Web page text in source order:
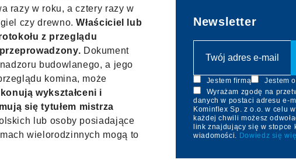
razy w roku, a cztery razy w
czy drewno.Właściciel lub
z przeglądu
Dokument
budowlanego, a jego
komina, może
wykształceni i
się tytułem mistrza
lub osoby posiadające
wielorodzinnych mogą to
Newsletter
Jestem firmą
Jestem
Wyrażam zgodę na
danych w postaci adresu e-
Kominflex Sp. z o.o. w celu
każdej chwili możesz
link znajdujący się w stopce
wiadomości. Dowiedz się